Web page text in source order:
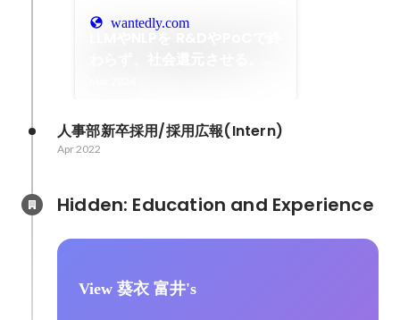
wantedly.com
人事部新卒採用/採用広報(Intern)
Apr 2022
View 葵衣 富井's